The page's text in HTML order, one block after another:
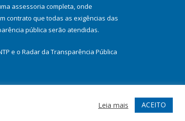
assessoria completa, onde
contrato que todas as exigências das
pública serão atendidas.
e o Radar da Transparência Pública
Acessar Webmail
Leia mais ACEITO